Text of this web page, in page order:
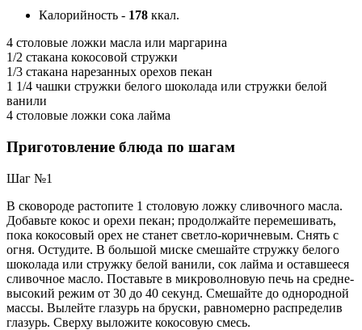
Калорийность - 178 ккал.
4 столовые ложки масла или маргарина
1/2 стакана кокосовой стружки
1/3 стакана нарезанных орехов пекан
1 1/4 чашки стружки белого шоколада или стружки белой
ванили
4 столовые ложки сока лайма
Приготовление блюда по шагам
Шаг №1
В сковороде растопите 1 столовую ложку сливочного масла.
Добавьте кокос и орехи пекан; продолжайте перемешивать,
пока кокосовый орех не станет светло-коричневым. Снять с
огня. Остудите. В большой миске смешайте стружку белого
шоколада или стружку белой ванили, сок лайма и оставшееся
сливочное масло. Поставьте в микроволновую печь на средне-
высокий режим от 30 до 40 секунд. Смешайте до однородной
массы. Вылейте глазурь на бруски, равномерно распределив
глазурь. Сверху выложите кокосовую смесь.